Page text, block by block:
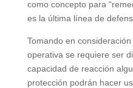
como concepto para
es la última línea de
Tomando en
operativa se requiere ser
capacidad de reacción
protección podrán hacer